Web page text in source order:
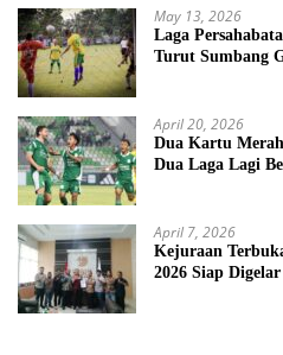
May 13, 2026
Laga
Turut Sumbang
April 20, 2026
Dua Kartu
Dua Laga Lagi
April 7, 2026
Kejuraan
2026 Siap Digelar